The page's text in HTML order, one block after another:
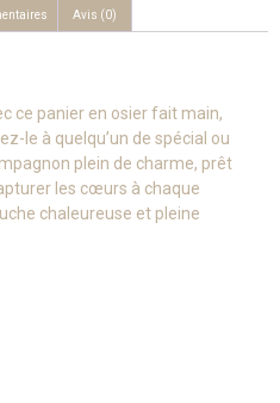
Avis (0)
ce panier en osier fait main,
le à quelqu’un de spécial ou
plein de charme, prêt
les cœurs à chaque
chaleureuse et pleine